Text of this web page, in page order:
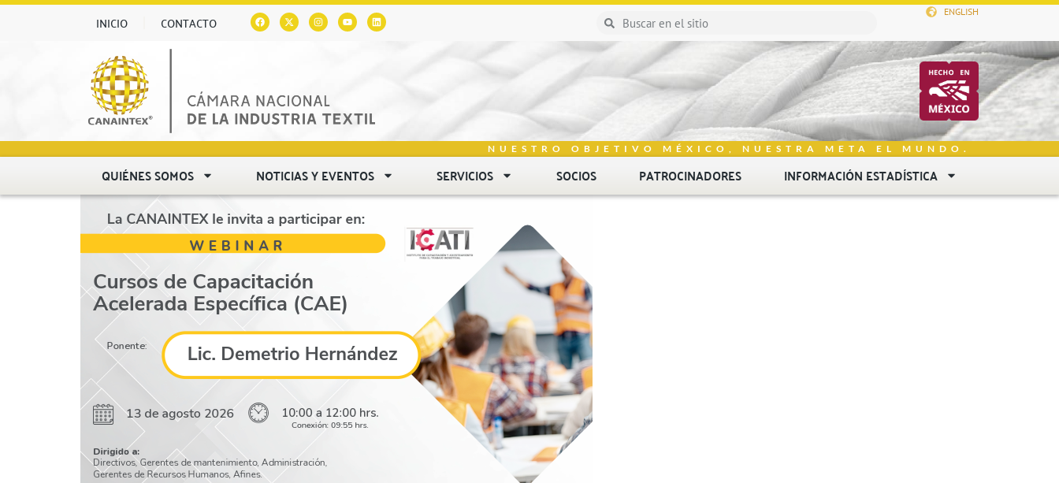
INICIO CONTACTO
ENGLISH
NUESTRO OBJETIVO MÉXICO, NUESTRA META EL MUNDO.
QUIÉNES SOMOS NOTICIAS Y EVENTOS SERVICIOS SOCIOS PATROCINADORES INFORMACIÓN ESTADÍSTICA